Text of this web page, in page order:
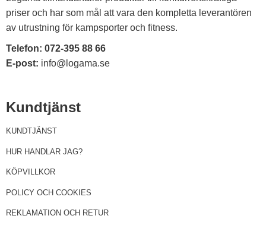
priser och har som mål att vara den kompletta leverantören
av utrustning för kampsporter och fitness.
Telefon: 072-395 88 66
E-post: info@logama.se
Kundtjänst
KUNDTJÄNST
HUR HANDLAR JAG?
KÖPVILLKOR
POLICY OCH COOKIES
REKLAMATION OCH RETUR